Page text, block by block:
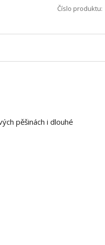
Číslo produktu:
pěšinách i dlouhé